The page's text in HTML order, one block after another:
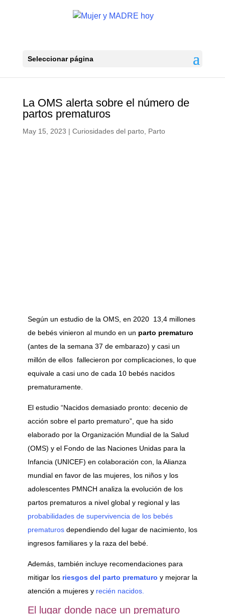
Seleccionar página
La OMS alerta sobre el número de
partos prematuros
May 15, 2023 | Curiosidades del parto, Parto
Según un estudio de la OMS, en 2020 13,4 millones
de bebés vinieron al mundo en un parto prematuro
(antes de la semana 37 de embarazo) y casi un
millón de ellos fallecieron por complicaciones, lo que
equivale a casi uno de cada 10 bebés nacidos
prematuramente.
El estudio “Nacidos demasiado pronto: decenio de
acción sobre el parto prematuro”, que ha sido
elaborado por la Organización Mundial de la Salud
(OMS) y el Fondo de las Naciones Unidas para la
Infancia (UNICEF) en colaboración con, la Alianza
mundial en favor de las mujeres, los niños y los
adolescentes PMNCH analiza la evolución de los
partos prematuros a nivel global y regional y las
probabilidades de supervivencia de los bebés
prematurosdependiendo del lugar de nacimiento, los
ingresos familiares y la raza del bebé.
Además, también incluye recomendaciones para
mitigar los riesgos del parto prematuro y mejorar la
atención a mujeres y recién nacidos.
El lugar donde nace un prematuro